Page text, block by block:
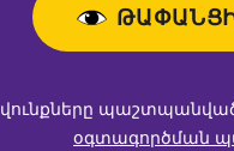
օգտագործման